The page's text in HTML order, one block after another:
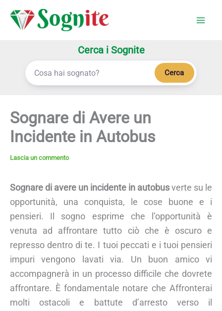
Cerca i Sognite
Cerca
Sognare di Avere un
Incidente in Autobus
Lascia un commento
Sognare di avere un incidente in autobusverte su le
opportunità, una conquista, le cose buone e i
pensieri. Il sogno esprime che l’opportunità è
venuta ad affrontare tutto ciò che è oscuro e
represso dentro di te. I tuoi peccati e i tuoi pensieri
impuri vengono lavati via. Un buon amico vi
accompagnerà in un processo difficile che dovrete
affrontare. È fondamentale notare che Affronterai
molti ostacoli e battute d’arresto verso il